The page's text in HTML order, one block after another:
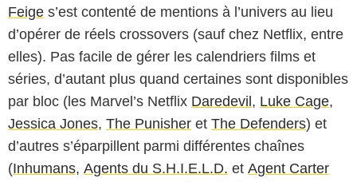
Feige s’est contenté de mentions à l’univers au lieu
d’opérer de réels crossovers (sauf chez Netflix, entre
elles). Pas facile de gérer les calendriers films et
séries, d’autant plus quand certaines sont disponibles
par bloc (les Marvel’s Netflix Daredevil , Luke Cage,
Jessica Jones, The Punisher et The Defenders) et
d’autres s’éparpillent parmi différentes chaînes
(Inhumans, Agents du S.H.I.E.L.D. et Agent Carter